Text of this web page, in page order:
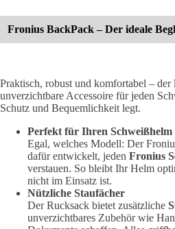
Fronius BackPack – Der ideale
Praktisch, robust und komfortabel – der
unverzichtbare Accessoire für jeden
Schutz und Bequemlichkeit legt.
Perfekt für Ihren Schweißhelm
Egal, welches Modell: Der
dafür entwickelt, jeden Fronius
verstauen. So bleibt Ihr Helm
nicht im Einsatz ist.
Nützliche Staufächer
Der Rucksack bietet zusätzliche
unverzichtbares Zubehör wie